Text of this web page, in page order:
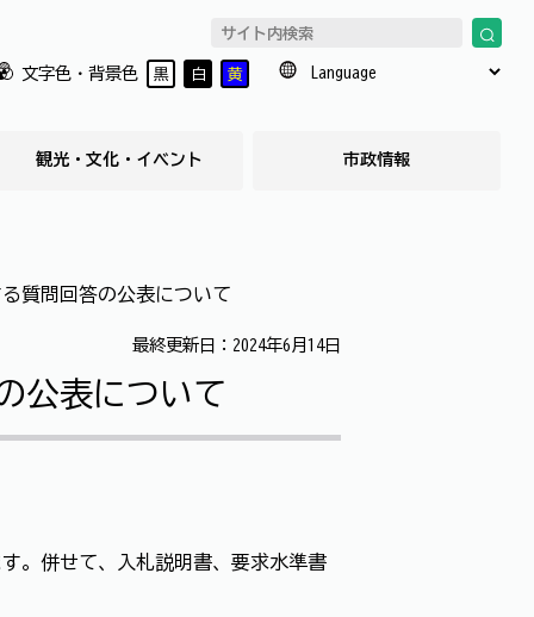
文字色・背景色 黒 白 黄
観光・文化・イベント 市政情報
質問回答の公表について
最終更新日：2024年6月14日
公表について
。併せて、入札説明書、要求水準書